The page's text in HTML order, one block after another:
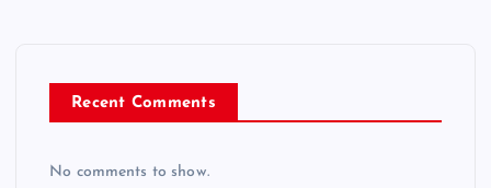
Recent Comments
No comments to show.